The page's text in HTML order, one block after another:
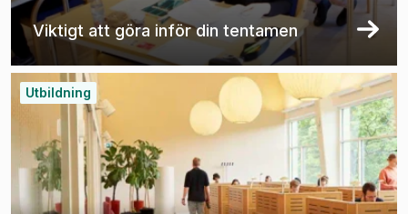
Viktigt att göra inför din tentamen
Utbildning